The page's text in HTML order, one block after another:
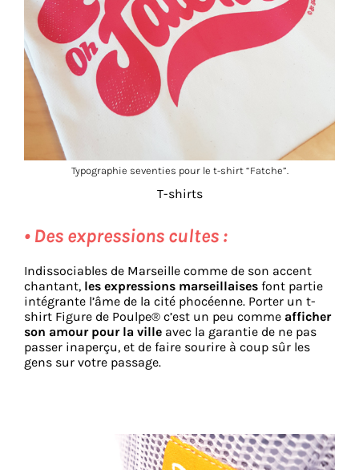
Typographie seventies pour le t-shirt “Fatche”.
T-shirts
• Des expressions cultes :
Indissociables de Marseille comme de son accent
chantant, les expressions marseillaisesfont partie
intégrante l’âme de la cité phocéenne. Porter un t-
shirt Figure de Poulpe® c’est un peu comme afficher
son amour pour la villeavec la garantie de ne pas
passer inaperçu, et de faire sourire à coup sûr les
gens sur votre passage.